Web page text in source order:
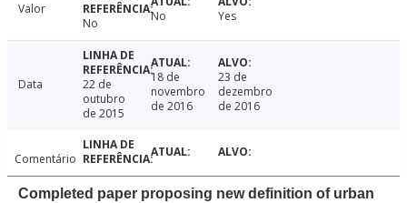
Valor
No
No Yes
Data
22 de
outubro
de 2015
18 de
novembro
de 2016
23 de
dezembro
de 2016
Comentário
Completed paper proposing new definition of urban